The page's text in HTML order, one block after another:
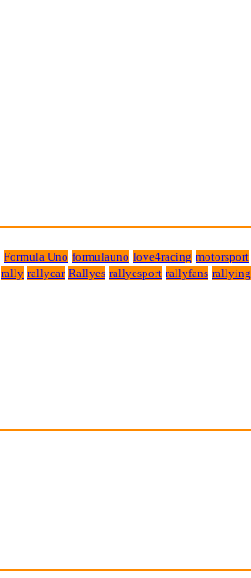
Formula Uno formulauno love4racing motorsport
rally rallycar Rallyes rallyesport rallyfans rallying